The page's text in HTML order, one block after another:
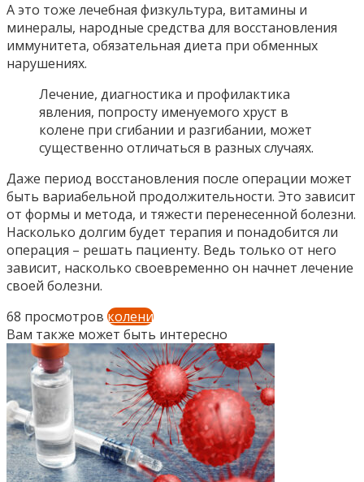
А это тоже лечебная физкультура, витамины и
минералы, народные средства для восстановления
иммунитета, обязательная диета при обменных
нарушениях.
Лечение, диагностика и профилактика
явления, попросту именуемого хруст в
колене при сгибании и разгибании, может
существенно отличаться в разных случаях.
Даже период восстановления после операции может
быть вариабельной продолжительности. Это зависит
от формы и метода, и тяжести перенесенной болезни.
Насколько долгим будет терапия и понадобится ли
операция – решать пациенту. Ведь только от него
зависит, насколько своевременно он начнет лечение
своей болезни.
68 просмотров колени
Вам также может быть интересно